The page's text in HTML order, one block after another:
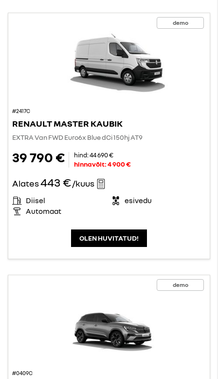
demo
#2417C
RENAULT MASTER KAUBIK
EXTRA Van FWD Euro6x Blue dCi 150hj AT9
39 790 € hind:44 690 €
hinnavõit:4 900 €
Alates443 €/kuus
Diisel
esivedu
Automaat
OLEN HUVITATUD!
demo
#0409C